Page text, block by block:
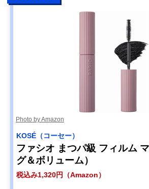
Photo by Amazon
KOSÉ（コーセー）
ファシオ まつパ級 フィルム
グ＆ボリューム）
税込み1,320円（Amazon）